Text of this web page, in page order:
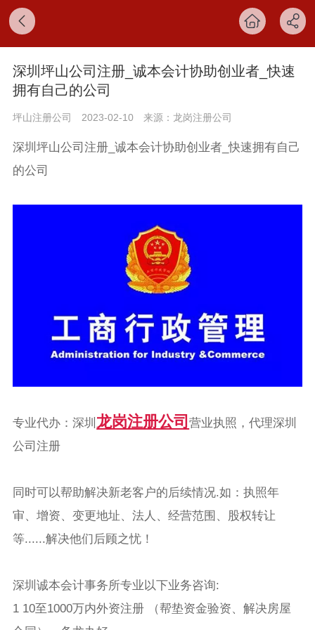
深圳坪山公司注册_诚本会计协助创业者_快速
拥有自己的公司
坪山注册公司 2023-02-10 来源：龙岗注册公司
深圳坪山公司注册_诚本会计协助创业者_快速拥有自己
的公司
专业代办：深圳 龙岗注册公司营业执照，代理深圳
公司注册
同时可以帮助解决新老客户的后续情况.如：执照年
审、增资、变更地址、法人、经营范围、股权转让
等......解决他们后顾之忧！
深圳诚本会计事务所专业以下业务咨询:
1 10至1000万内外资注册 （帮垫资金验资、解决房屋